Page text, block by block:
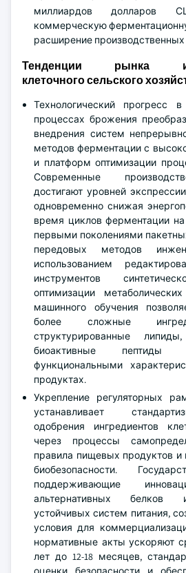
миллиардов долларов
коммерческую
расширение
Тенденции рынка
клеточного сельского
Технологический прогресс в
процессах брожения
внедрения систем
методов ферментации с
и платформ оптимизации
Современные
достигают уровней
одновременно снижая
время циклов ферментации
первыми поколениями
передовых методов
использованием
инструментов
оптимизации
машинного обучения
более сложные
структурированные
биоактивные
функциональными
продуктах.
Укрепление регуляторных
устанавливает
одобрения ингредиентов
через процессы
правила пищевых продуктов
биобезопасности.
поддерживающие
альтернативных белков
устойчивых систем питания,
условия для
нормативные акты ускоряют
лет до 12-18 месяцев,